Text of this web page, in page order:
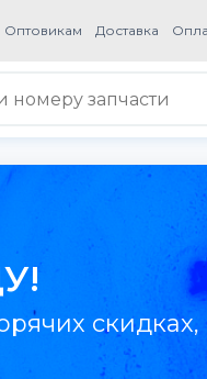
Оптовикам Доставка